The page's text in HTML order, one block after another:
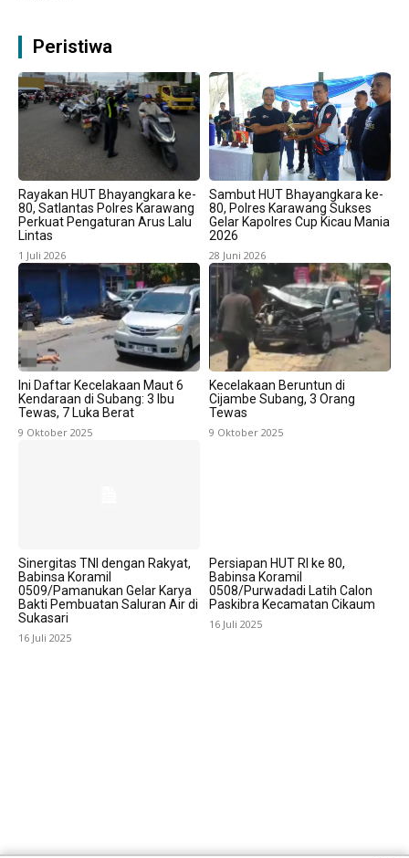
Peristiwa
Rayakan HUT Bhayangkara ke-
80, Satlantas Polres Karawang
Perkuat Pengaturan Arus Lalu
Lintas
1 Juli 2026
Sambut HUT Bhayangkara ke-
80, Polres Karawang Sukses
Gelar Kapolres Cup Kicau Mania
2026
28 Juni 2026
Ini Daftar Kecelakaan Maut 6
Kendaraan di Subang: 3 Ibu
Tewas, 7 Luka Berat
9 Oktober 2025
Kecelakaan Beruntun di
Cijambe Subang, 3 Orang
Tewas
9 Oktober 2025
Sinergitas TNI dengan Rakyat,
Babinsa Koramil
0509/Pamanukan Gelar Karya
Bakti Pembuatan Saluran Air di
Sukasari
16 Juli 2025
Persiapan HUT RI ke 80,
Babinsa Koramil
0508/Purwadadi Latih Calon
Paskibra Kecamatan Cikaum
16 Juli 2025